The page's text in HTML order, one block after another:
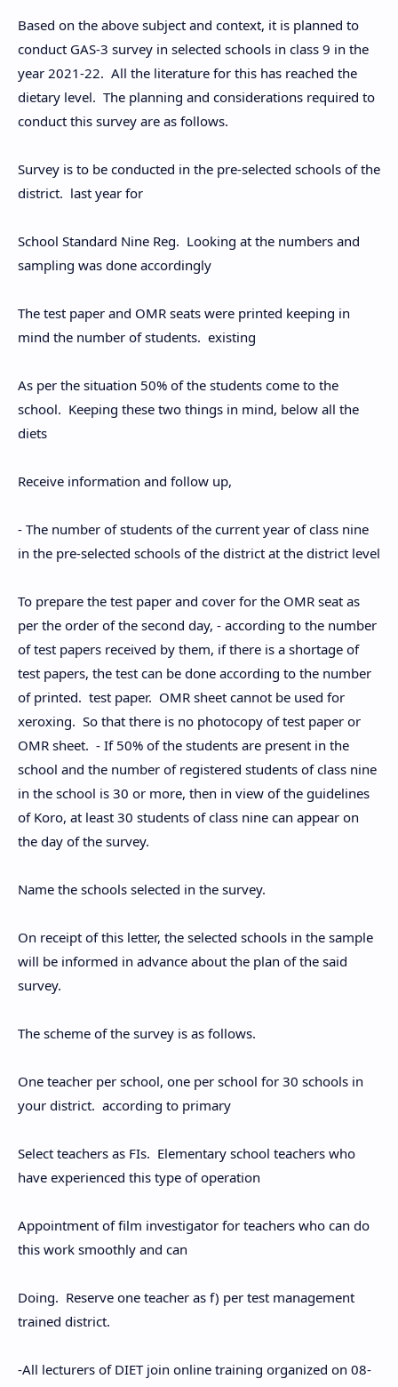
Based on the above subject and context, it is planned to
conduct GAS-3 survey in selected schools in class 9 in the
year 2021-22. All the literature for this has reached the
dietary level. The planning and considerations required to
conduct this survey are as follows.
Survey is to be conducted in the pre-selected schools of the
district. last year for
School Standard Nine Reg. Looking at the numbers and
sampling was done accordingly
The test paper and OMR seats were printed keeping in
mind the number of students. existing
As per the situation 50% of the students come to the
school. Keeping these two things in mind, below all the
diets
Receive information and follow up,
- The number of students of the current year of class nine
in the pre-selected schools of the district at the district level
To prepare the test paper and cover for the OMR seat as
per the order of the second day, - according to the number
of test papers received by them, if there is a shortage of
test papers, the test can be done according to the number
of printed. test paper. OMR sheet cannot be used for
xeroxing. So that there is no photocopy of test paper or
OMR sheet. - If 50% of the students are present in the
school and the number of registered students of class nine
in the school is 30 or more, then in view of the guidelines
of Koro, at least 30 students of class nine can appear on
the day of the survey.
Name the schools selected in the survey.
On receipt of this letter, the selected schools in the sample
will be informed in advance about the plan of the said
survey.
The scheme of the survey is as follows.
One teacher per school, one per school for 30 schools in
your district. according to primary
Select teachers as FIs. Elementary school teachers who
have experienced this type of operation
Appointment of film investigator for teachers who can do
this work smoothly and can
Doing. Reserve one teacher as f) per test management
trained district.
-All lecturers of DIET join online training organized on 08-